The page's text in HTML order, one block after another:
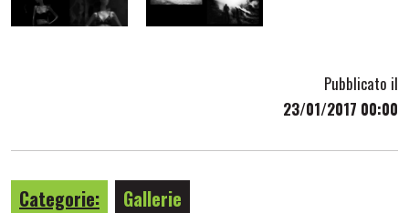
Pubblicato il
23/01/2017 00:00
Categorie: Gallerie